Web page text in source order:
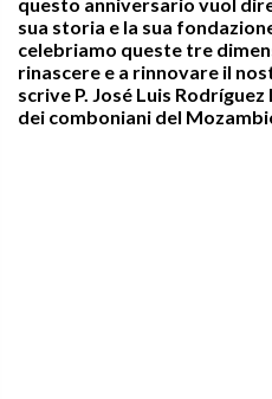
sua storia e la sua
celebriamo queste tre
rinascere e a rinnovare il
scrive P. José Luis
dei comboniani del